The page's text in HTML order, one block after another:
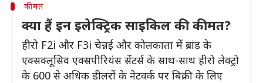
कीमत
क्या हैं इन इलेक्ट्रिक साइकिल की कीमत?
हीरो F2i और F3i चेन्नई और कोलकाता में ब्रांड के
एक्सक्लूसिव एक्सपीरियंस सेंटर्स के साथ-साथ हीरो लेक्ट्रो
के 600 से अधिक डीलरों के नेटवर्क पर बिक्री के लिए